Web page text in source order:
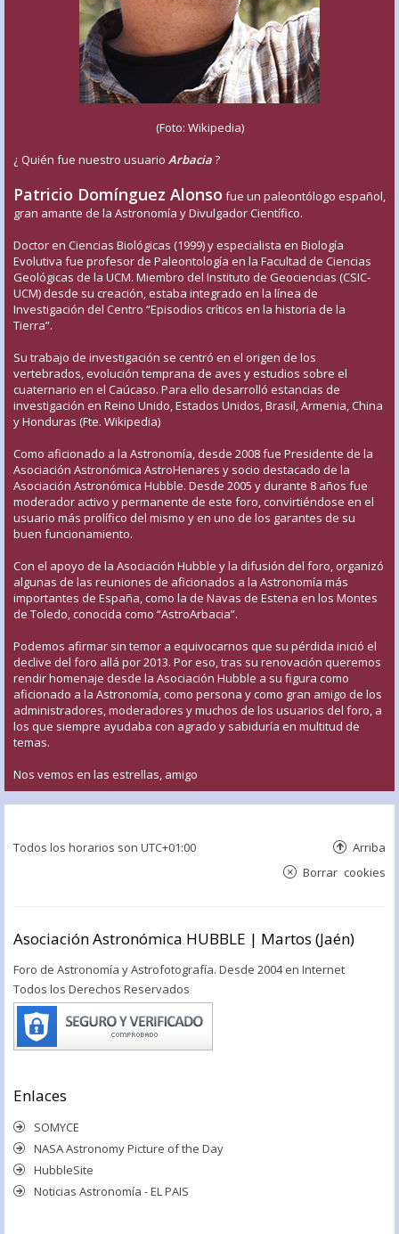
(Foto: Wikipedia)
¿ Quién fue nuestro usuario Arbacia?
Patricio Domínguez Alonso fue un paleontólogo español,
gran amante de la Astronomía y Divulgador Científico.
Doctor en Ciencias Biológicas (1999) y especialista en Biología
Evolutiva fue profesor de Paleontología en la Facultad de Ciencias
Geológicas de la UCM. Miembro del Instituto de Geociencias (CSIC-
UCM) desde su creación, estaba integrado en la línea de
Investigación del Centro “Episodios críticos en la historia de la
Tierra”.
Su trabajo de investigación se centró en el origen de los
vertebrados, evolución temprana de aves y estudios sobre el
cuaternario en el Caúcaso. Para ello desarrolló estancias de
investigación en Reino Unido, Estados Unidos, Brasil, Armenia, China
y Honduras (Fte. Wikipedia)
Como aficionado a la Astronomía, desde 2008 fue Presidente de la
Asociación Astronómica AstroHenares y socio destacado de la
Asociación Astronómica Hubble. Desde 2005 y durante 8 años fue
moderador activo y permanente de este foro, convirtiéndose en el
usuario más prolífico del mismo y en uno de los garantes de su
buen funcionamiento.
Con el apoyo de la Asociación Hubble y la difusión del foro, organizó
algunas de las reuniones de aficionados a la Astronomía más
importantes de España, como la de Navas de Estena en los Montes
de Toledo, conocida como “AstroArbacia”.
Podemos afirmar sin temor a equivocarnos que su pérdida inició el
declive del foro allá por 2013. Por eso, tras su renovación queremos
rendir homenaje desde la Asociación Hubble a su figura como
aficionado a la Astronomía, como persona y como gran amigo de los
administradores, moderadores y muchos de los usuarios del foro, a
los que siempre ayudaba con agrado y sabiduría en multitud de
temas.
Nos vemos en las estrellas, amigo
Todos los horarios son UTC+01:00 Arriba
Borrar cookies
Asociación Astronómica HUBBLE | Martos (Jaén)
Foro de Astronomía y Astrofotografía. Desde 2004 en Internet
Todos los Derechos Reservados
Enlaces
SOMYCE
NASA Astronomy Picture of the Day
HubbleSite
Noticias Astronomía - EL PAIS